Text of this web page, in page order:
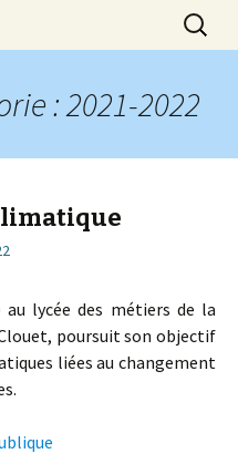
des
et des
: 2021-2022
au lycée des métiers de la
poursuit son objectif
liées au changement